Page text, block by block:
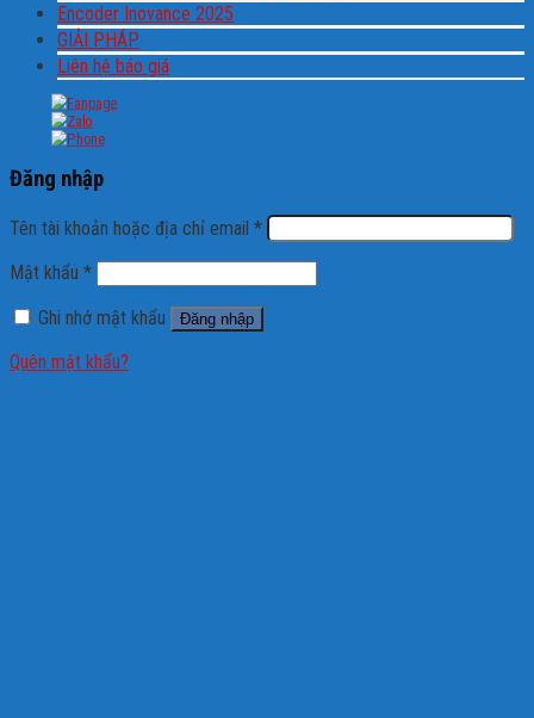
Encoder Inovance 2025
GIẢI PHÁP
Liên hệ báo giá
Đăng nhập
Tên tài khoản hoặc địa chỉ email *
Mật khẩu *
Ghi nhớ mật khẩu
Đăng nhập
Quên mật khẩu?